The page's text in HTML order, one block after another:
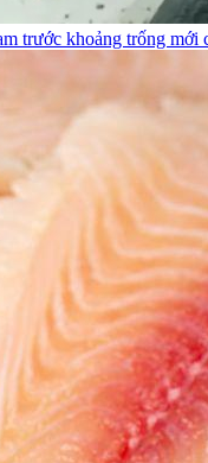
trước khoảng trống mới